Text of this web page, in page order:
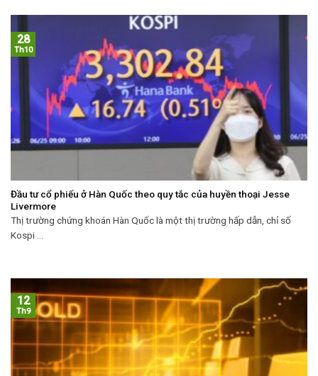
Đầu tư cổ phiếu ở Hàn Quốc theo quy tắc của huyền thoại Jesse
Livermore
Thị trường chứng khoán Hàn Quốc là một thị trường hấp dẫn, chỉ số
Kospi ...
28
Th10
12
Th9